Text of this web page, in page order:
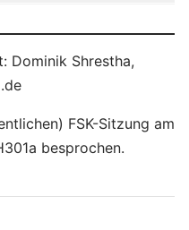
Dominik Shrestha,
FSK-Sitzung am
besprochen.